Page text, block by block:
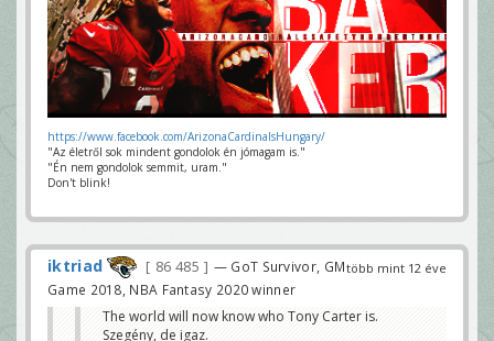
https://www.facebook.com/ArizonaCardinalsHungary/
"Az életről sok mindent gondolok én jómagam is."
"Én nem gondolok semmit, uram."
Don't blink!
több mint 12 éve
iktriad 86 485
— GoT Survivor, GM
Game 2018, NBA Fantasy 2020 winner
The world will now know who Tony Carter is.
Szegény, de igaz.